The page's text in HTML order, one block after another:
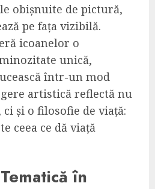
obișnuite de pictură,
pe fața vizibilă.
icoanelor o
unică,
într-un mod
artistică reflectă nu
și o filosofie de viață:
ceea ce dă viață
în